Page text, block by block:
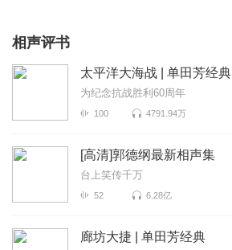
相声评书
太平洋大海战 | 单田芳经典
为纪念抗战胜利60周年
100 4791.94万
[高清]郭德纲最新相声集
台上笑传千万
52 6.28亿
廊坊大捷 | 单田芳经典